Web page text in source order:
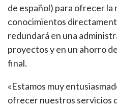
de español) para ofrecer la
conocimientos
redundará en una
proyectos y en un ahorro
final.
«Estamos muy
ofrecer nuestros servicios